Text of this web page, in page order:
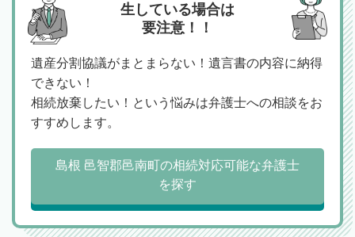
生している場合は
要注意！！
遺産分割協議がまとまらない！遺言書の内容に納得
できない！
相続放棄したい！という悩みは弁護士への相談をお
すすめします。
島根 邑智郡邑南町の相続対応可能な弁護士
を探す